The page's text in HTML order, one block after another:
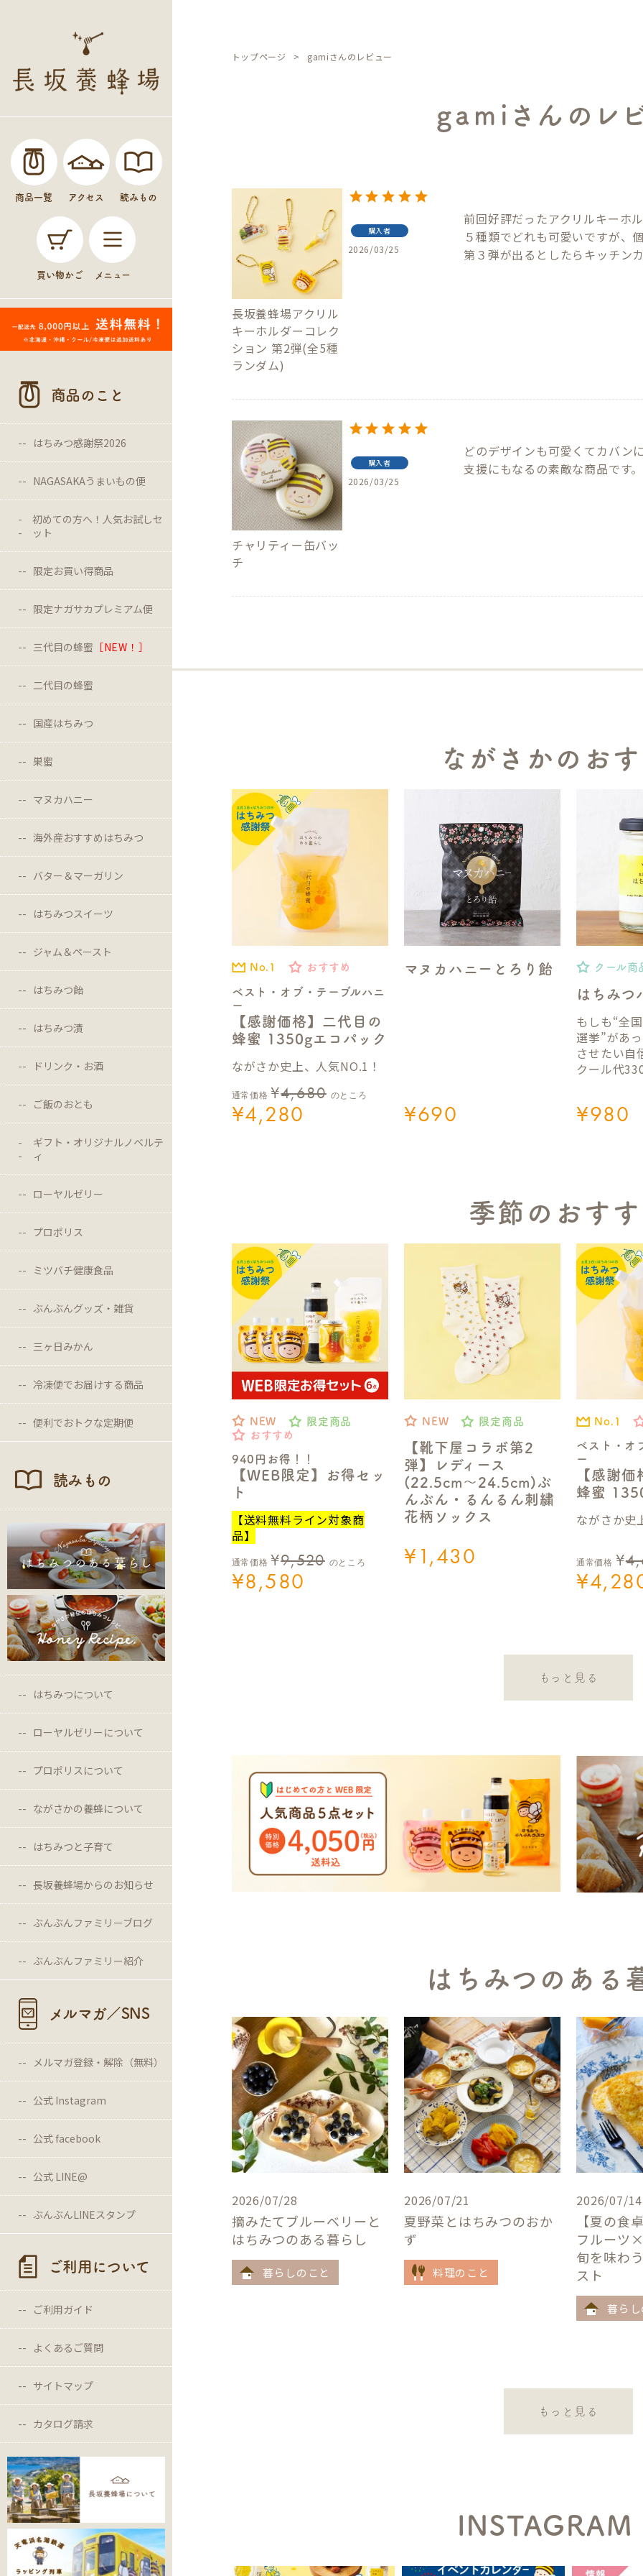
商品一覧 アクセス 読みもの
買い物かご メニュー
商品のこと
はちみつ感謝祭2026
NAGASAKAうまいもの便
初めての方へ！人気お試しセ
ット
限定お買い得商品
限定ナガサカプレミアム便
三代目の蜂蜜 ［NEW！］
二代目の蜂蜜
国産はちみつ
巣蜜
マヌカハニー
海外産おすすめはちみつ
バター＆マーガリン
はちみつスイーツ
ジャム＆ペースト
はちみつ飴
はちみつ漬
ドリンク・お酒
ご飯のおとも
ギフト・オリジナルノベルテ
ィ
ローヤルゼリー
プロポリス
ミツバチ健康食品
ぶんぶんグッズ・雑貨
三ヶ日みかん
冷凍便でお届けする商品
便利でおトクな定期便
読みもの
はちみつについて
ローヤルゼリーについて
プロポリスについて
ながさかの養蜂について
はちみつと子育て
長坂養蜂場からのお知らせ
ぶんぶんファミリーブログ
ぶんぶんファミリー紹介
メルマガ／SNS
メルマガ登録・解除（無料）
公式 Instagram
公式 facebook
公式 LINE@
ぶんぶんLINEスタンプ
ご利用について
ご利用ガイド
よくあるご質問
サイトマップ
カタログ請求
トップページ gamiさんのレビュー
gamiさんのレ
長坂養蜂場アクリル
キーホルダーコレク
ション 第2弾(全5種
ランダム)
購入者
2026/03/25
前回好評だったアクリルキーホ
５種類でどれも可愛いですが、
第３弾が出るとしたらキッチン
チャリティー缶バッ
チ
購入者
2026/03/25
どのデザインも可愛くてカバン
支援にもなるの素敵な商品です。
ながさかのお
No.1 おすすめ
ベスト・オブ・テーブルハニ
ー
【感謝価格】二代目の
蜂蜜 1350gエコパック
ながさか史上、人気NO.1！
通常価格 ¥4,680 のところ
¥4,280
マヌカハニーとろり飴
¥690
クール商
はちみつ
もしも“全
選挙”があ
させたい自
クール代
¥980
季節のおす
NEW
限定商品
おすすめ
940円お得！！
【WEB限定】お得セッ
ト
【送料無料ライン対象商
品】
通常価格 ¥9,520 のところ
¥8,580
NEW 限定商品
【靴下屋コラボ第2
弾】レディース
(22.5cm～24.5cm)ぶ
んぶん・るんるん刺繍
花柄ソックス
¥1,430
No.1
ベスト・オ
ー
【感謝
蜂蜜
ながさか史
通常価格 ¥
¥
もっと見る
はちみつのある
2026/07/28
摘みたてブルーベリーと
はちみつのある暮らし
暮らしのこと
2026/07/21
夏野菜とはちみつのおか
ず
料理のこと
2026/07/14
【夏の食
フルーツ
旬を味わ
スト
暮ら
もっと見る
INSTAGRAM